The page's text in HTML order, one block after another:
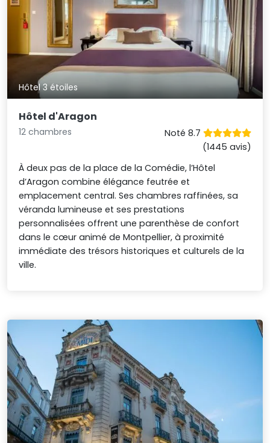
Hôtel 3 étoiles
Hôtel d'Aragon
12 chambres
Noté 8.7
(1445 avis)
À deux pas de la place de la Comédie, l’Hôtel
d’Aragon combine élégance feutrée et
emplacement central. Ses chambres raffinées, sa
véranda lumineuse et ses prestations
personnalisées offrent une parenthèse de confort
dans le cœur animé de Montpellier, à proximité
immédiate des trésors historiques et culturels de la
ville.